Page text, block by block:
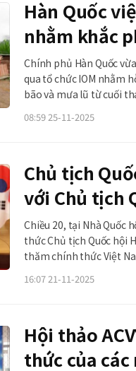
Hàn Quốc
nhằm khắc
Chính phủ Hàn Quốc
qua tổ chức IOM nhằm
bão và mưa lũ từ cuối tháng 9 đến nay. Gói viện trợ
cộng đồng chịu ảnh
08:59 25-11-2025
Chủ tịch
với Chủ tịch
Chiều 20, tại Nhà Quốc
thức Chủ tịch Quốc hội
thăm chính thức Việt
quan hệ hợp tác giữa các
16:07 21-11-2025
Hội thảo
thức của